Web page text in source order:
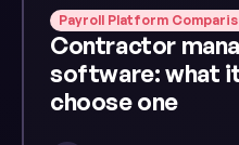
Payroll Platform
Contractor
software: what
choose one